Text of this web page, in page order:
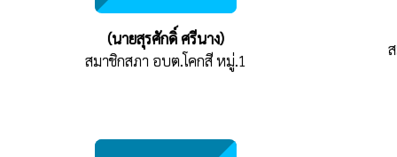
(นายสุรศักดิ์ ศรีนาง)
สมาชิกสภา อบต.โคกสี หมู่.1